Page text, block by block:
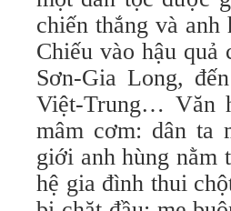
chiến thắng và
Chiếu vào hậu
Sơn-Gia Long,
Việt-Trung… Văn
mâm cơm: dân ta
giới anh hùng nằm
hệ gia đình thui